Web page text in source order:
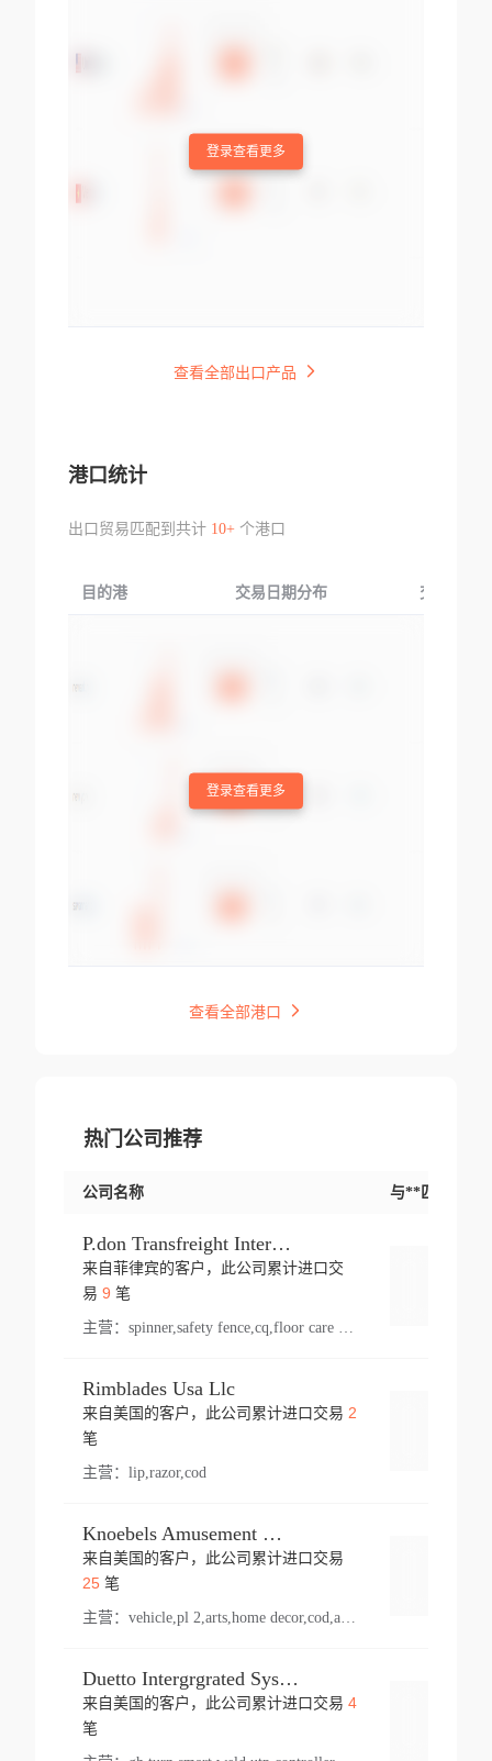
登录查看更多
查看全部出口产品
港口统计
出口贸易匹配到共计 10+个港口
目的港 交易日期分布 交易产品
登录查看更多
查看全部港口
热门公司推荐
公司名称 与**匹配交易
P.don Transfreight International
来自菲律宾的客户，此公司累计进口交
易 9 笔
主营：
Rimblades Usa Llc
来自美国的客户，此公司累计进口交易 2
笔
主营： lip,razor,cod
Knoebels Amusement Resort
来自美国的客户，此公司累计进口交易
25笔
主营： vehicle,pl 2,arts,home decor,cod,amusement ride,sea
Duetto Intergrgrated Systems Inc.
来自美国的客户，此公司累计进口交易 4
笔